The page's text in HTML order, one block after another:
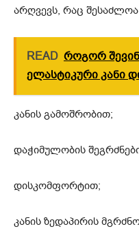
არღვევს, რაც
READ როგორ
ელასტიკური კანი
კანის გამოშრობით;
დაჭიმულობის
დისკომფორტით;
კანის ზედაპირის